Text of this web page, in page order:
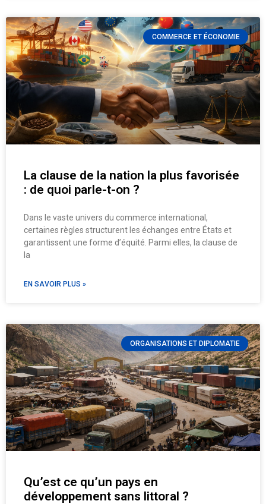
COMMERCE ET ÉCONOMIE
La clause de la nation la plus favorisée
: de quoi parle-t-on ?
Dans le vaste univers du commerce international,
certaines règles structurent les échanges entre États et
garantissent une forme d’équité. Parmi elles, la clause de
la
EN SAVOIR PLUS »
ORGANISATIONS ET DIPLOMATIE
Qu’est ce qu’un pays en
développement sans littoral ?